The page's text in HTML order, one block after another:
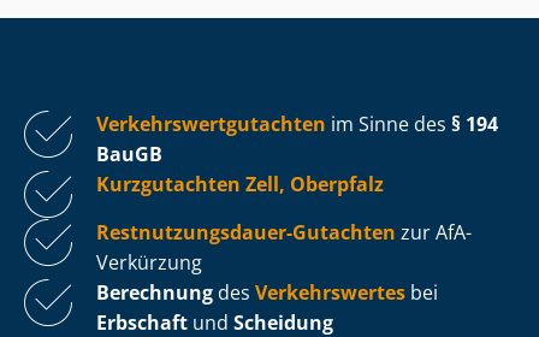
Ver­kehrs­wert­gut­ach­ten im Sinne des § 194
BauGB
Kurzgutachten Zell, Oberpfalz
Rest­nut­zungs­dau­er-Gutachten zur AfA-
Verkürzung
Berechnung des Verkehrswertes bei
Erbschaft und Scheidung